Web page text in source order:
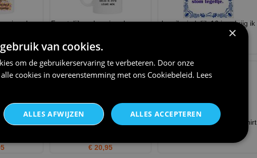
Feestelijk mok verjaardag voor
€ 12,95
ben ik eindelijk 16 jaar krijg ik
zon stom tegeltj
jaar krijg ik
verjaardags T-shirt 16 jaar
€ 20,95
kut weer een jaar ouder t-shirt
×
van cookies.
om de gebruikerservaring te verbeteren. Door onze
cookies in overeenstemming met ons Cookiebeleid. Lees
ALLES ACCEPTEREN
ALLES AFWIJZEN